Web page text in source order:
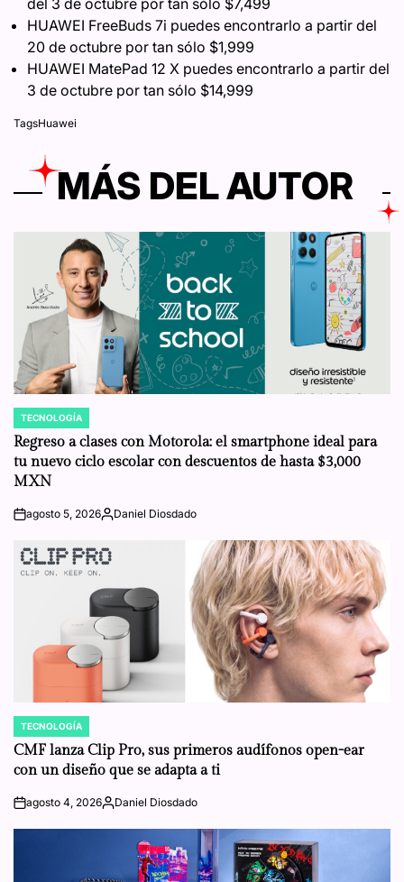
del 3 de octubre por tan sólo $7,499
HUAWEI FreeBuds 7i puedes encontrarlo a partir del
20 de octubre por tan sólo $1,999
HUAWEI MatePad 12 X puedes encontrarlo a partir del
3 de octubre por tan sólo $14,999
TagsHuawei
MÁS DEL AUTOR
POSTED
IN
TECNOLOGÍA
Regreso a clases con Motorola: el smartphone ideal para
tu nuevo ciclo escolar con descuentos de hasta $3,000
MXN
onagosto 5, 2026Posted
Daniel Diosdado
POSTED
IN
TECNOLOGÍA
CMF lanza Clip Pro, sus primeros audífonos open-ear
con un diseño que se adapta a ti
onagosto 4, 2026Posted
Daniel Diosdado